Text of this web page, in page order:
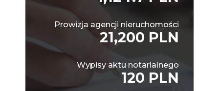
Prowizja agencji nieruchomości
21,200 PLN
Wypisy aktu notarialnego
120 PLN